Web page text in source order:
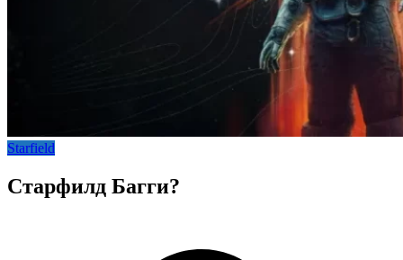
Starfield
Старфилд Багги?